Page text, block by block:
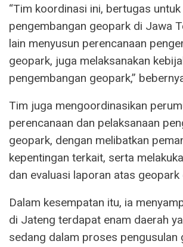
“Tim koordinasi ini, bertugas untuk
pengembangan geopark di Jawa
lain menyusun perencanaan
geopark, juga melaksanakan
pengembangan geopark,”
Tim juga mengoordinasikan
perencanaan dan pelaksanaan
geopark, dengan melibatkan
kepentingan terkait, serta
dan evaluasi laporan atas geopark
Dalam kesempatan itu, ia
di Jateng terdapat enam daerah
sedang dalam proses pengusulan